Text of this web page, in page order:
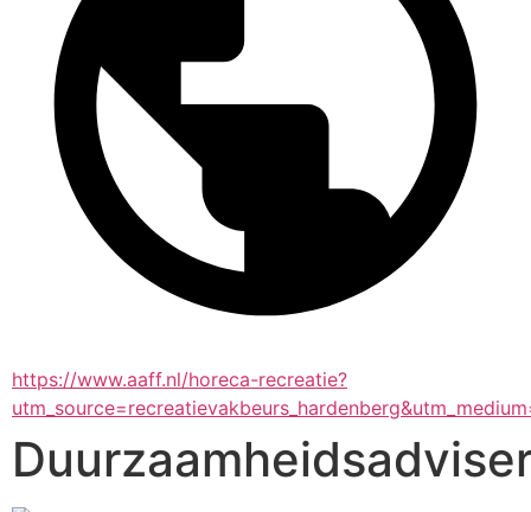
https://www.aaff.nl/horeca-recreatie?